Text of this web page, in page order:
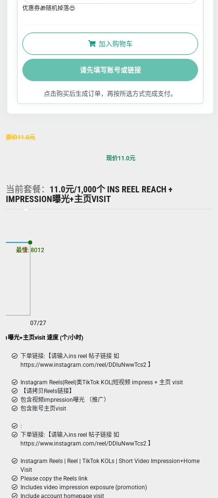
优惠券🎁随机掉落😍
加入购物车
请先填写账号或链接
点击购买后生成订单，再按所选方式完成支付。
原价11.0元
现价11.0元
当前套餐： 11.0元/1,000个 INS REEL REACH +
IMPRESSION曝光+主页VISIT
曝光+主页visit 速度 (个/小时)
07/27
最慢: 8012
最快: 8012
下单链接:【请输入ins reel 帖子链接 如
https://www.instagram.com/reel/DDluNwwTcs2 】
Instagram Reels|Reel|类TikTok KOL|短视频 impress + 主页 visit
【请拷贝Reels链接】
包含视频impression曝光 （推广）
包含账号主页visit
:
下单链接:【请输入ins reel 帖子链接 如
https://www.instagram.com/reel/DDluNwwTcs2 】
Instagram Reels | Reel | TikTok KOLs | Short Video Impression+Home
Visit
Please copy the Reels link
Includes video impression exposure (promotion)
Include account homepage visit